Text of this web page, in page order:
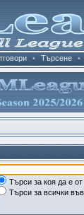
• Търсене •
Търси за коя да е
Търси за всички